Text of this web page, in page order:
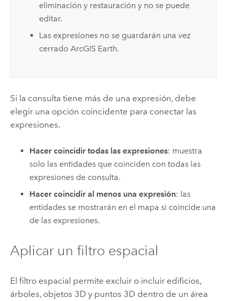
eliminación y restauración y no se puede
editar.
Las expresiones no se guardarán una vez
cerrado ArcGIS Earth.
Si la consulta tiene más de una expresión, debe
elegir una opción coincidente para conectar las
expresiones.
Hacer coincidir todas las expresiones: muestra
solo las entidades que coinciden con todas las
expresiones de consulta.
Hacer coincidir al menos una expresión: las
entidades se mostrarán en el mapa si coincide una
de las expresiones.
Aplicar un filtro espacial
El filtro espacial permite excluir o incluir edificios,
árboles, objetos 3D y puntos 3D dentro de un área